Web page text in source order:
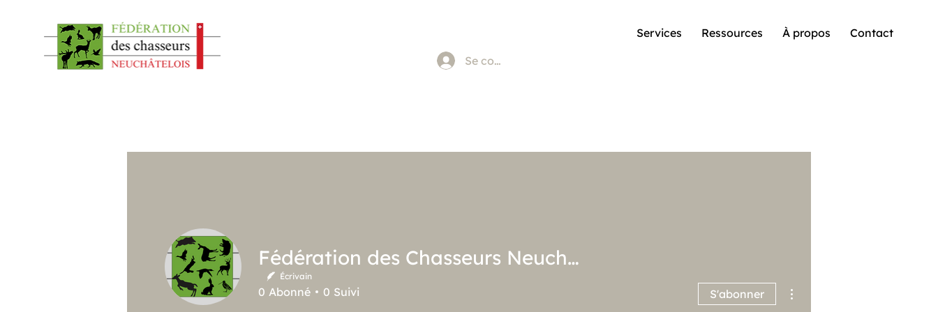
Services Ressources À propos Contact
Se connecter
Fédération des Chasseurs Neuchâtelois
Écrivain
0 Abonné 0 Suivi S'abonner